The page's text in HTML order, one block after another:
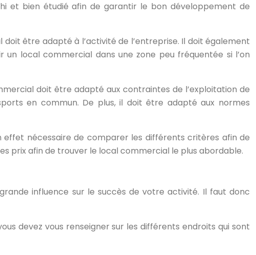
et bien étudié afin de garantir le bon développement de
être adapté à l’activité de l’entreprise. Il doit également
local commercial dans une zone peu fréquentée si l’on
doit être adapté aux contraintes de l’exploitation de
en commun. De plus, il doit être adapté aux normes
nécessaire de comparer les différents critères afin de
prix afin de trouver le local commercial le plus abordable.
influence sur le succès de votre activité. Il faut donc
devez vous renseigner sur les différents endroits qui sont